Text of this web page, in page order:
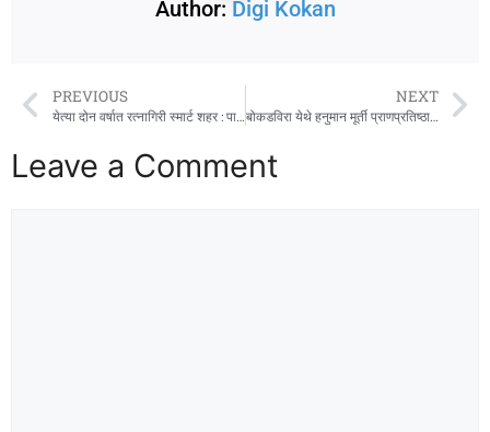
Author: Digi Kokan
PREVIOUS
येत्या दोन वर्षात रत्नागिरी स्मार्ट शहर : पालकमंत्री उदय सामंत
NEXT
बोकडविरा येथे हनुमान मूर्ती प्राणप्रतिष्ठा व जीर्णोद्धार सोहळा उत्साहात संपन्न
Leave a Comment